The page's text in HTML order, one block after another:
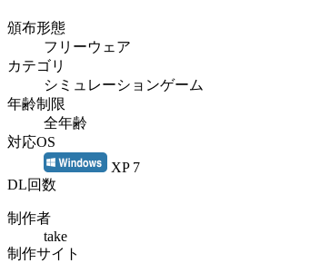
頒布形態
フリーウェア
カテゴリ
シミュレーションゲーム
年齢制限
全年齢
対応OS
XP 7
DL回数
制作者
take
制作サイト